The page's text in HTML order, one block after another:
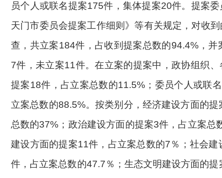
员个人或联名提案175件，集体提案20件。提案
天门市委员会提案工作细则》等有关规定，对收
查，共立案184件，占收到提案总数的94.4%，并
7件，未立案11件。在立案的提案中，政协组织
提案18件，占立案总数的11.5%；委员个人或联
立案总数的88.5%。按类别分，经济建设方面的
总数的37%；政治建设方面的提案3件，占立案总
建设方面的提案11件，占立案总数的7％；社会建
件，占立案总数的47.7％；生态文明建设方面的